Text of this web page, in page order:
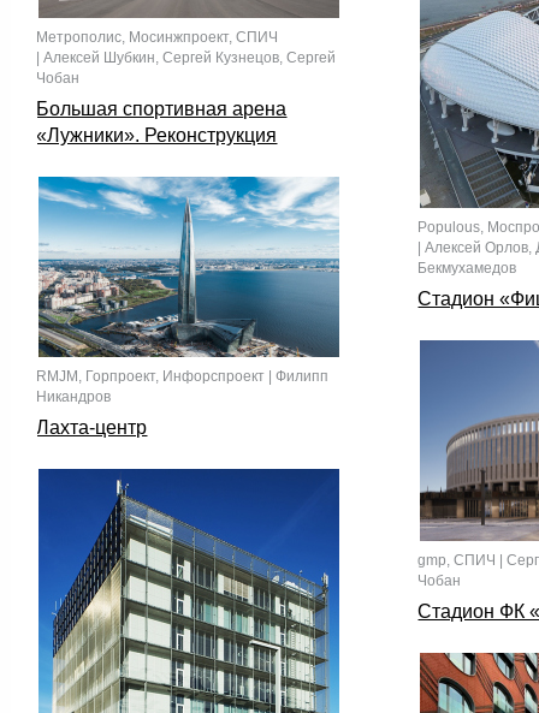
Метрополис, Мосинжпроект, СПИЧ
| Алексей Шубкин, Сергей Кузнецов, Сергей
Чобан
Большая спортивная арена
«Лужники». Реконструкция
Populous,
| Алексей
Бекмухамедов
Стадион
RMJM, Горпроект, Инфорспроект | Филипп
Никандров
Лахта-центр
gmp, СПИЧ |
Чобан
Cтадион ФК